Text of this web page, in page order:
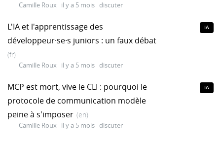
Camille Roux il y a 5 mois discuter
L'IA et l'apprentissage des
développeur·se·s juniors : un faux débat
(fr)
Camille Roux il y a 5 mois discuter
IA
MCP est mort, vive le CLI : pourquoi le
protocole de communication modèle
peine à s'imposer (en)
Camille Roux il y a 5 mois discuter
IA